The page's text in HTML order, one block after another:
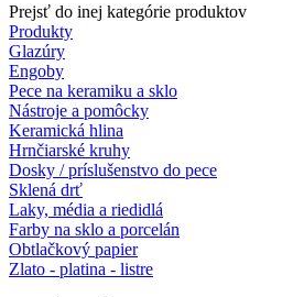
Prejsť do inej kategórie produktov
Produkty
Glazúry
Engoby
Pece na keramiku a sklo
Nástroje a pomôcky
Keramická hlina
Hrnčiarské kruhy
Dosky / príslušenstvo do pece
Sklená drť
Laky, média a riedidlá
Farby na sklo a porcelán
Obtlačkový papier
Zlato - platina - listre